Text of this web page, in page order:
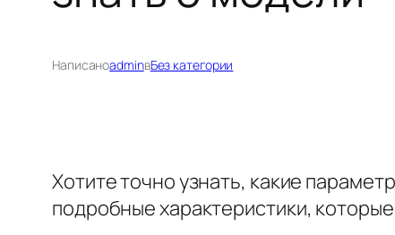
НаписаноadminвБез категории
Хотите точно узнать, какие
подробные характеристики,